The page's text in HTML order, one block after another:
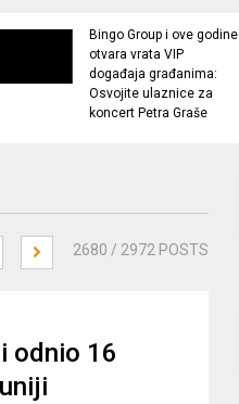
Bingo Group i ove godine
otvara vrata VIP
događaja građanima:
Osvojite ulaznice za
koncert Petra Graše
2680 / 2972 POSTS
odnio 16